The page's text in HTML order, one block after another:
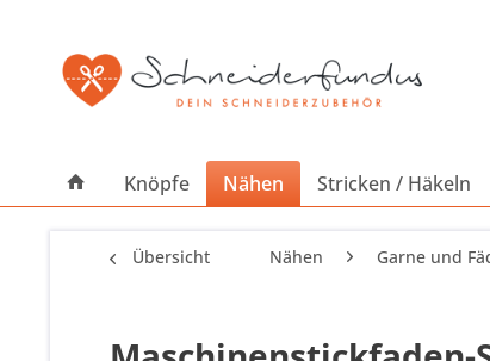
Knöpfe Nähen Stricken / Häkeln
Übersicht Nähen Garne und